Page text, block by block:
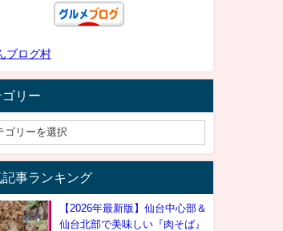
ブログ村
ゴリー
記事ランキング
【2026年最新版】仙台中心部＆
仙台北部で美味しい『肉そば』